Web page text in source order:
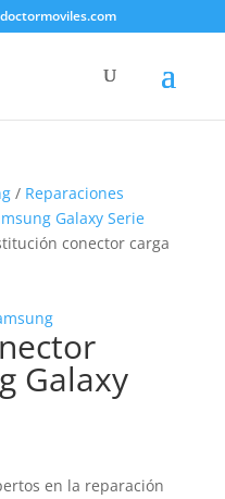
/ Reparaciones
Galaxy Serie
conector carga
Galaxy
en la reparación